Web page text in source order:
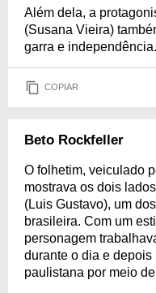
Além dela, a
(Susana Vieira)
garra e independência.
COPIAR
Beto Rockfeller
O folhetim, veiculado
mostrava os dois
(Luis Gustavo), um
brasileira. Com um
personagem
durante o dia e
paulistana por meio